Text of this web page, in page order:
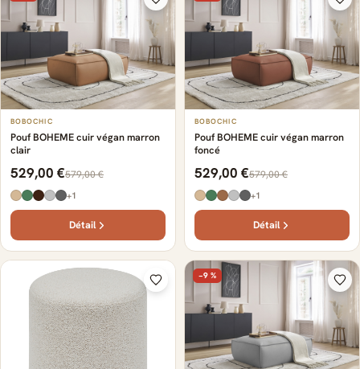
BOBOCHIC
Pouf BOHEME cuir végan marron
clair
529,00 €579,00 €
+1
Détail
BOBOCHIC
Pouf BOHEME cuir végan marron
foncé
529,00 €579,00 €
+1
Détail
−9 %